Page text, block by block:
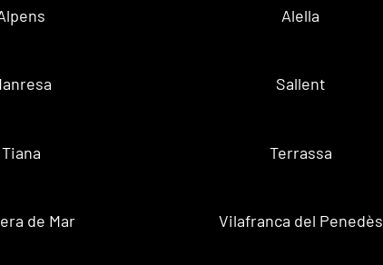
Alella
Sallent
Tiana Terrassa
de Mar Vilafranca del Penedès